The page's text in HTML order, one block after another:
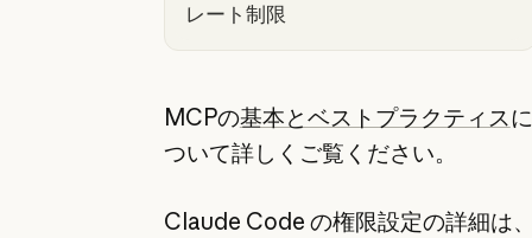
レート制限
MCPの基本とベストプラクティスに
ついて詳しくご覧ください。
Claude Code の権限設定の詳細は